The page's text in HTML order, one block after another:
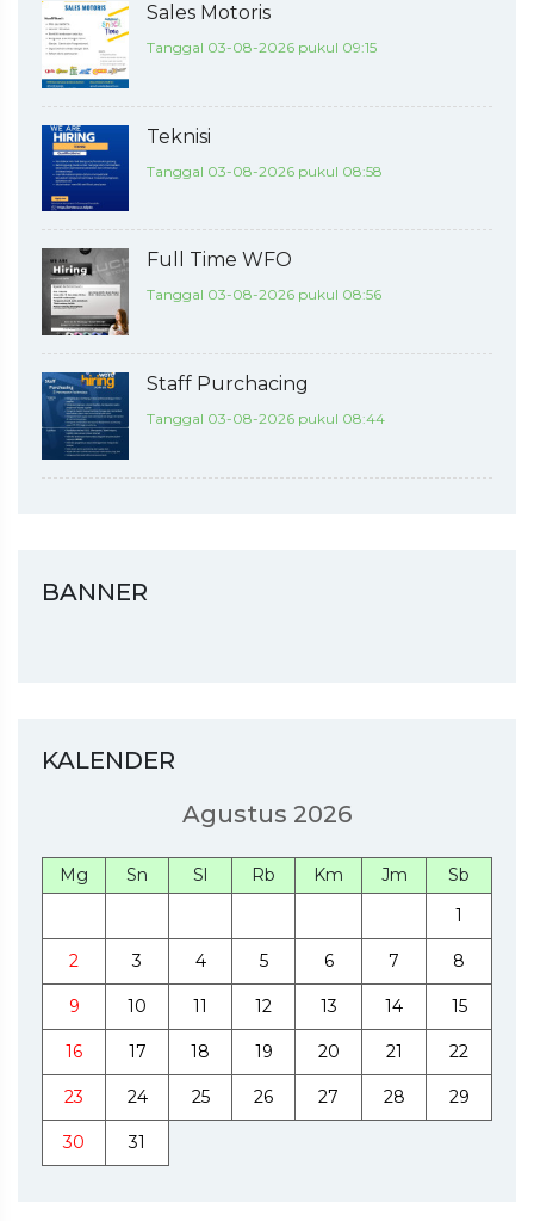
Sales Motoris
Tanggal 03-08-2026 pukul 09:15
Teknisi
Tanggal 03-08-2026 pukul 08:58
Full Time WFO
Tanggal 03-08-2026 pukul 08:56
Staff Purchacing
Tanggal 03-08-2026 pukul 08:44
BANNER
KALENDER
Agustus 2026
Mg Sn Sl Rb Km Jm
Sb
1
2 3 4 5 6 7 8
9 10 11 12 13 14 15
16 17 18 19 20 21 22
23 24 25 26 27 28 29
30 31